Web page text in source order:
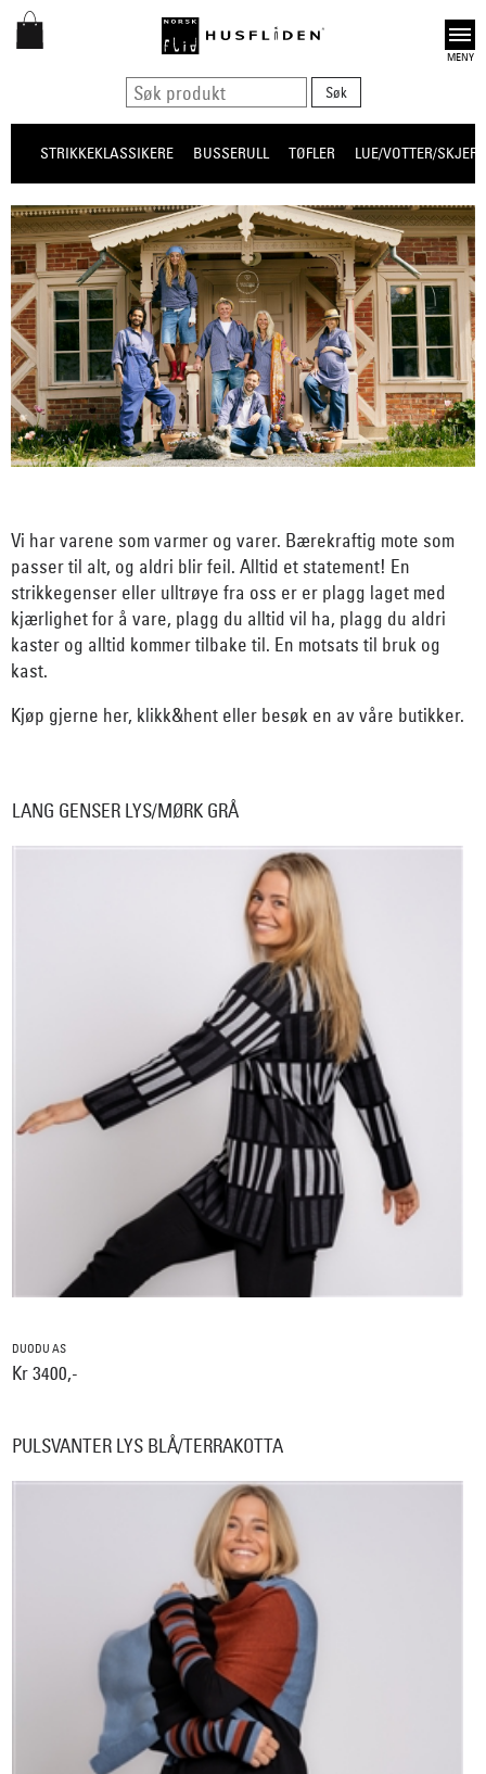
Open
STRIKKEKLASSIKERE BUSSERULL TØFLER LUE/VOTTER/SKJERF
Vi har varene som varmer og varer. Bærekraftig mote som
passer til alt, og aldri blir feil. Alltid et statement! En
strikkegenser eller ulltrøye fra oss er er plagg laget med
kjærlighet for å vare, plagg du alltid vil ha, plagg du aldri
kaster og alltid kommer tilbake til. En motsats til bruk og
kast.
Kjøp gjerne her, klikk&hent eller besøk en av våre butikker.
LANG GENSER LYS/MØRK GRÅ
DUODU AS
Kr 3400,-
PULSVANTER LYS BLÅ/TERRAKOTTA